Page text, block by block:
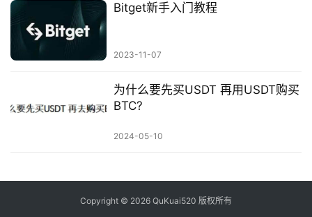
Bitget新手入门教程
2023-11-07
为什么要先买USDT 再用USDT购买
BTC?
2024-05-10
Copyright © 2026 QuKuai520 版权所有